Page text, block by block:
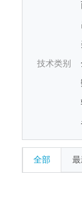
技术类别
全部